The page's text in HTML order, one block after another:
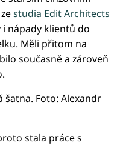
studia Edit Architects
nápady klientů do
Měli přitom na
současně a zároveň
šatna. Foto: Alexandr
stala práce s